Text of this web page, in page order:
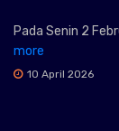
Pada Senin 2
more
10 April 2026